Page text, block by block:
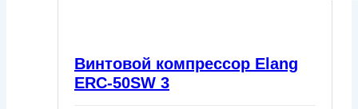
Винтовой компрессор Elang
ERC-50SW 3